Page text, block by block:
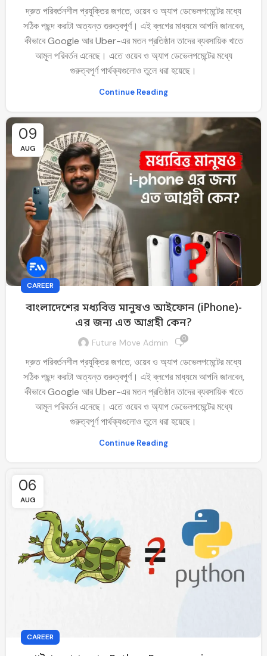
দ্রুত পরিবর্তনশীল প্রযুক্তির জগতে, ওয়েব ও অ্যাপ ডেভেলপমেন্টের মধ্যে
সঠিক পছন্দ করাটা অত্যন্ত গুরুত্বপূর্ণ। এই ব্লগের মাধ্যমে আপনি জানবেন,
কীভাবে Google আর Uber-এর মতন প্রতিষ্ঠান তাদের ব্যবসায়িক খাতে
আমূল পরিবর্তন এনেছে। এতে ওয়েব ও অ্যাপ ডেভেলপমেন্টের মধ্যে
গুরুত্বপূর্ণ পার্থক্যগুলোও তুলে ধরা হয়েছে।
Continue Reading
09
AUG
CAREER
বাংলাদেশের মধ্যবিত্ত মানুষও আইফোন (iPhone)-
এর জন্য এত আগ্রহী কেন?
Future Move Admin 0
দ্রুত পরিবর্তনশীল প্রযুক্তির জগতে, ওয়েব ও অ্যাপ ডেভেলপমেন্টের মধ্যে
সঠিক পছন্দ করাটা অত্যন্ত গুরুত্বপূর্ণ। এই ব্লগের মাধ্যমে আপনি জানবেন,
কীভাবে Google আর Uber-এর মতন প্রতিষ্ঠান তাদের ব্যবসায়িক খাতে
আমূল পরিবর্তন এনেছে। এতে ওয়েব ও অ্যাপ ডেভেলপমেন্টের মধ্যে
গুরুত্বপূর্ণ পার্থক্যগুলোও তুলে ধরা হয়েছে।
Continue Reading
06
AUG
CAREER